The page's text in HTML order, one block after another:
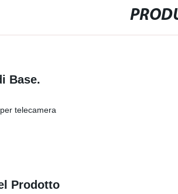
Base.
telecamera
Prodotto